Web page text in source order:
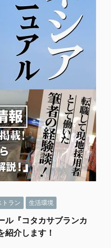
トラン 生活環境
ル『コタカサブランカ
紹介します！